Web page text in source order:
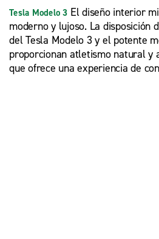
Tesla Modelo 3 El diseño interior
moderno y lujoso. La disposición
del Tesla Modelo 3 y el potente
proporcionan atletismo natural y
que ofrece una experiencia de